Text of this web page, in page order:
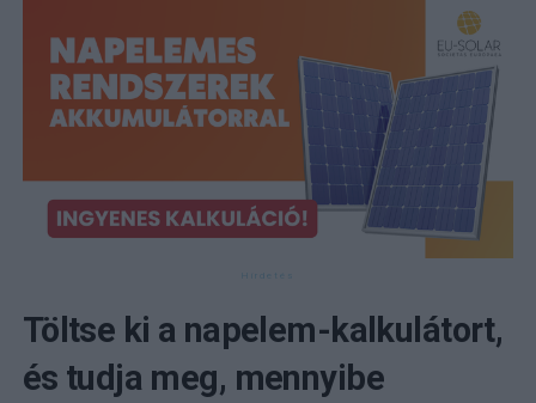
Töltse ki a napelem-kalkulátort,
és tudja meg, mennyibe